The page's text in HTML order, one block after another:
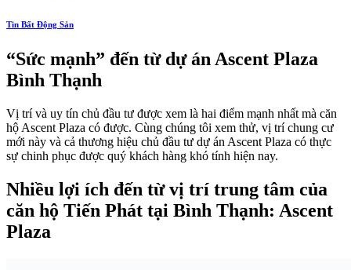
Tin Bất Động Sản
“Sức mạnh” đến từ dự án Ascent Plaza
Bình Thạnh
Vị trí và uy tín chủ đầu tư được xem là hai điểm mạnh nhất mà căn
hộ Ascent Plaza có được. Cùng chúng tôi xem thử, vị trí chung cư
mới này và cả thương hiệu chủ đầu tư dự án Ascent Plaza có thực
sự chinh phục được quý khách hàng khó tính hiện nay.
Nhiều lợi ích đến từ vị trí trung tâm của
căn hộ Tiến Phát tại Bình Thạnh: Ascent
Plaza